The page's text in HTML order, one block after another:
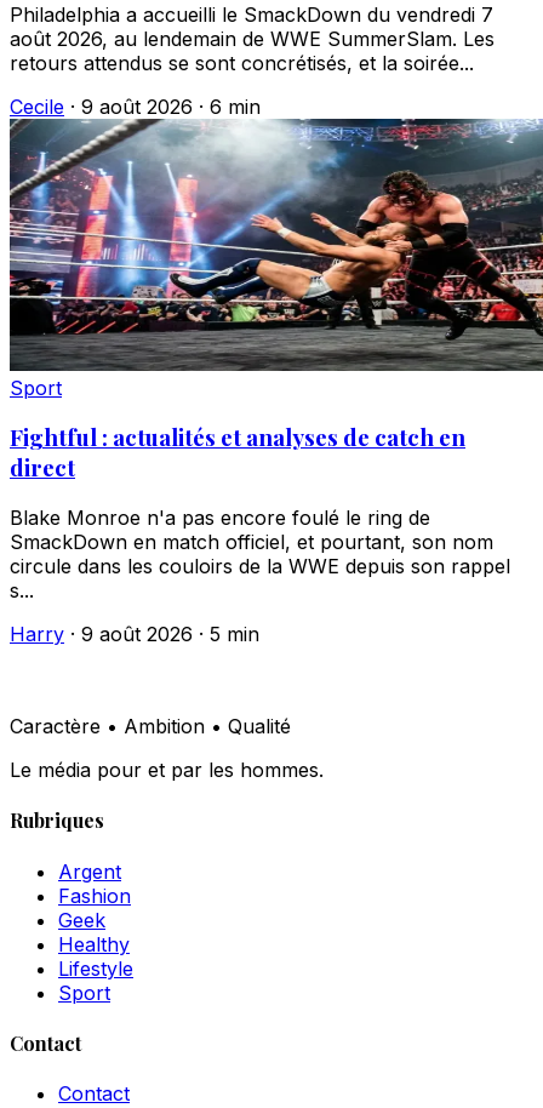
Philadelphia a accueilli le SmackDown du vendredi 7
août 2026, au lendemain de WWE SummerSlam. Les
retours attendus se sont concrétisés, et la soirée...
Cecile · 9 août 2026 · 6 min
Sport
Fightful : actualités et analyses de catch en
direct
Blake Monroe n'a pas encore foulé le ring de
SmackDown en match officiel, et pourtant, son nom
circule dans les couloirs de la WWE depuis son rappel
s...
Harry · 9 août 2026 · 5 min
Caractère • Ambition • Qualité
Le média pour et par les hommes.
Rubriques
Argent
Fashion
Geek
Healthy
Lifestyle
Sport
Contact
Contact